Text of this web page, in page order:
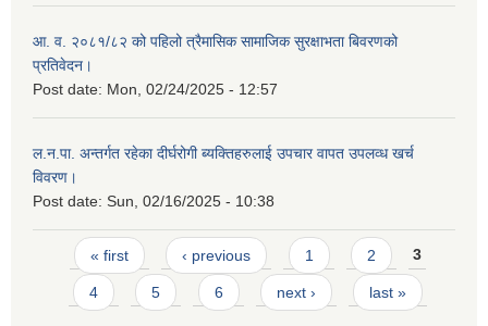
आ. व. २०८१/८२ को पहिलो त्रैमासिक सामाजिक सुरक्षाभता बिवरणको
प्रतिवेदन।
Post date: Mon, 02/24/2025 - 12:57
ल.न.पा. अन्तर्गत रहेका दीर्घरोगी ब्यक्तिहरुलाई उपचार वापत उपलव्ध खर्च
विवरण।
Post date: Sun, 02/16/2025 - 10:38
Pages
« first ‹ previous 1 2 3
4 5 6 next › last »